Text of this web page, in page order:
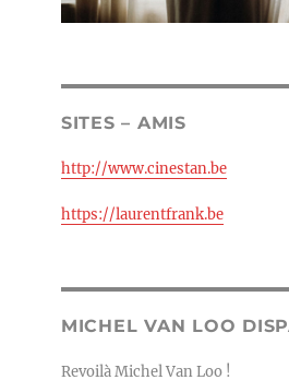
SITES – AMIS
http://www.cinestan.be
https://laurentfrank.be
MICHEL VAN LOO
Revoilà Michel Van Loo !